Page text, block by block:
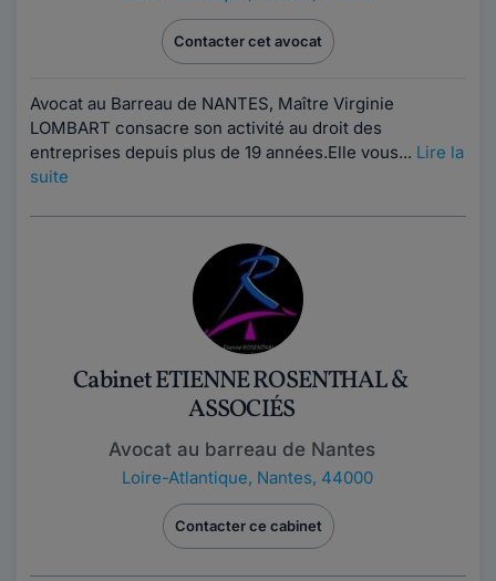
Contacter cet avocat
Avocat au Barreau de NANTES, Maître Virginie
LOMBART consacre son activité au droit des
entreprises depuis plus de 19 années.Elle vous... Lire la
suite
Cabinet ETIENNE ROSENTHAL &
ASSOCIÉS
Avocat au barreau de Nantes
Loire-Atlantique, Nantes, 44000
Contacter ce cabinet